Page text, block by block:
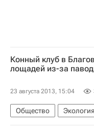
Конный клуб в
лощадей из-за
23 августа 2013, 15:04
Общество Экология
Жизнь без преград